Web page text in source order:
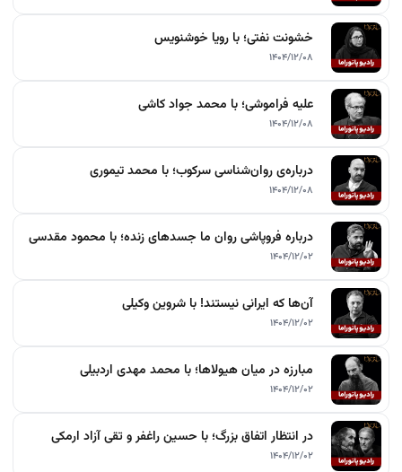
خشونت نفتی؛ با رویا خوشنویس
۱۴۰۴/۱۲/۰۸
علیه فراموشی؛ با محمد جواد کاشی
۱۴۰۴/۱۲/۰۸
درباره‌ی روان‌شناسی سرکوب؛ با محمد تیموری
۱۴۰۴/۱۲/۰۸
درباره فروپاشی روان ما جسدهای زنده؛ با محمود مقدسی
۱۴۰۴/۱۲/۰۲
آن‌ها که ایرانی نیستند! با شروین وکیلی
۱۴۰۴/۱۲/۰۲
مبارزه در میان هیولاها؛ با محمد مهدی اردبیلی
۱۴۰۴/۱۲/۰۲
در انتظار اتفاق بزرگ؛ با حسین راغفر و تقی آزاد ارمکی
۱۴۰۴/۱۲/۰۲